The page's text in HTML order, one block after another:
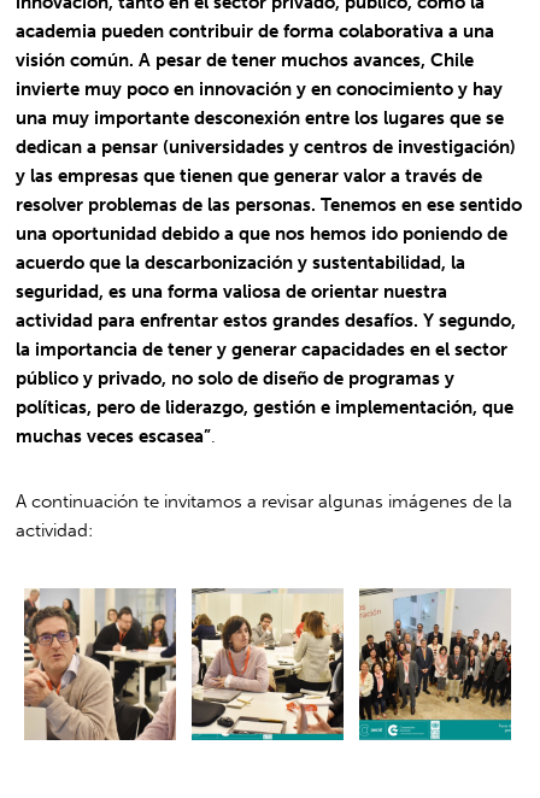
academia pueden contribuir de forma colaborativa a una
visión común. A pesar de tener muchos avances, Chile
invierte muy poco en innovación y en conocimiento y hay
una muy importante desconexión entre los lugares que se
dedican a pensar (universidades y centros de investigación)
y las empresas que tienen que generar valor a través de
resolver problemas de las personas. Tenemos en ese sentido
una oportunidad debido a que nos hemos ido poniendo de
acuerdo que la descarbonización y sustentabilidad, la
seguridad, es una forma valiosa de orientar nuestra
actividad para enfrentar estos grandes desafíos. Y segundo,
la importancia de tener y generar capacidades en el sector
público y privado, no solo de diseño de programas y
políticas, pero de liderazgo, gestión e implementación, que
muchas veces escasea”
A continuación te invitamos a revisar algunas imágenes de la
actividad: